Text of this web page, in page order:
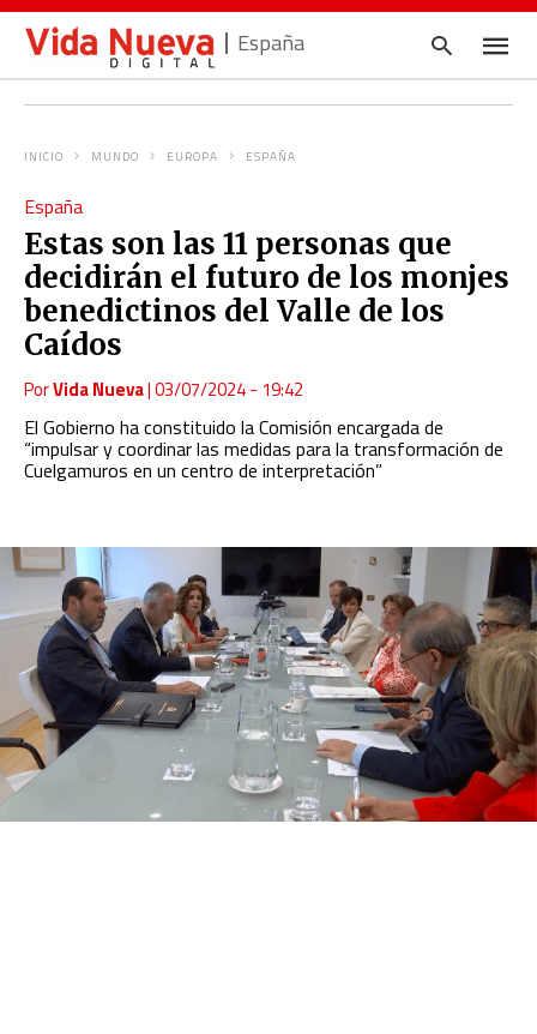
España
pulsa
en
INICIO MUNDO EUROPA ESPAÑA
España
Estas son las 11 personas que
decidirán el futuro de los monjes
benedictinos del Valle de los
Caídos
PorVida Nueva|03/07/2024 - 19:42
El Gobierno ha constituido la Comisión encargada de
“impulsar y coordinar las medidas para la transformación de
Cuelgamuros en un centro de interpretación”